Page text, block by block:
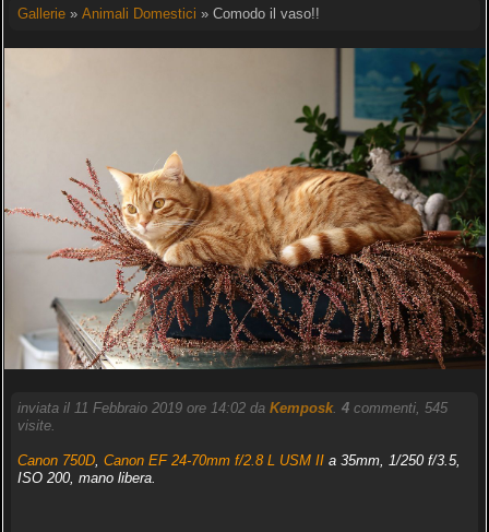
Gallerie» Animali Domestici » Comodo il vaso!!
inviata il 11 Febbraio 2019 ore 14:02 da Kemposk. 4commenti, 545
visite.
Canon 750D, Canon EF 24-70mm f/2.8 L USM IIa 35mm, 1/250 f/3.5,
ISO 200, mano libera.